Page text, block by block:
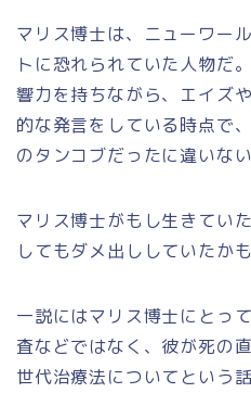
マリス博士は、ニューワー
トに恐れられていた人物だ
響力を持ちながら、エイズ
的な発言をしている時点で
のタンコブだったに違いない
マリス博士がもし生きてい
してもダメ出ししていたか
一説にはマリス博士にとっ
査などではなく、彼が死の
世代治療法についてという